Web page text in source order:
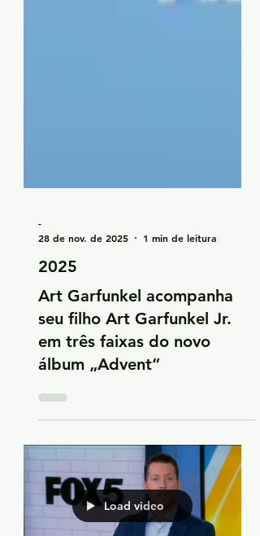
28 de nov. de 2025
1 min de leitura
2025
Art Garfunkel acompanha
em três faixas do novo